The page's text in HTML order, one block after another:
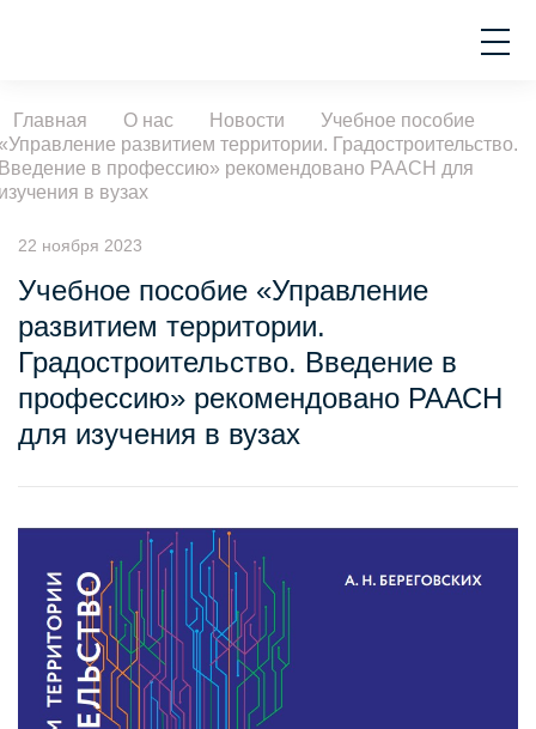
Главная О нас Новости
Учебное пособие
развитием территории. Градостроительство.
в профессию» рекомендовано РААСН для
в вузах
22 ноября 2023
Учебное пособие «Управление
развитием территории.
Градостроительство. Введение в
профессию» рекомендовано РААСН
для изучения в вузах